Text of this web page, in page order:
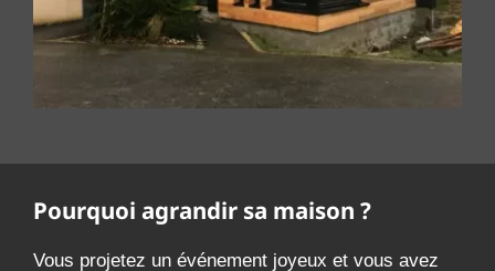
Pourquoi agrandir sa maison ?
Vous projetez un événement joyeux et vous avez